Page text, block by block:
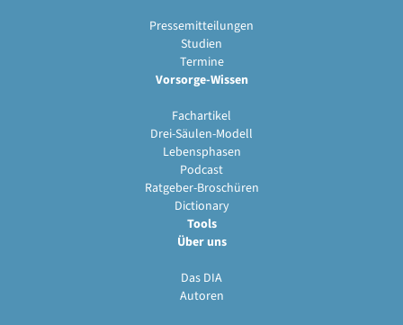
Pressemitteilungen
Studien
Termine
Vorsorge-Wissen
Fachartikel
Drei-Säulen-Modell
Lebensphasen
Podcast
Ratgeber-Broschüren
Dictionary
Tools
Über uns
Das DIA
Autoren